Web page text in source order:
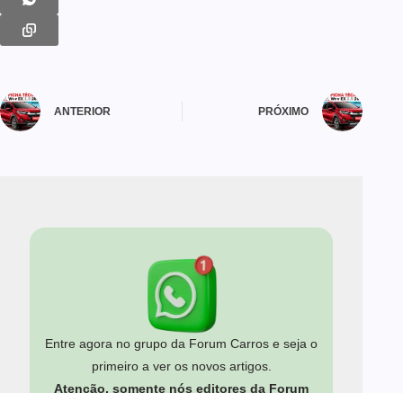
ANTERIOR PRÓXIMO
Entre agora no grupo da Forum Carros e seja o
primeiro a ver os novos artigos.
Atenção, somente nós editores da Forum